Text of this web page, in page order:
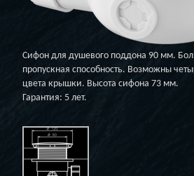
Сифон для душевого поддона 90 мм.
пропускная способность. Возможны
цвета крышки. Высота сифона 73 мм.
Гарантия: 5 лет.